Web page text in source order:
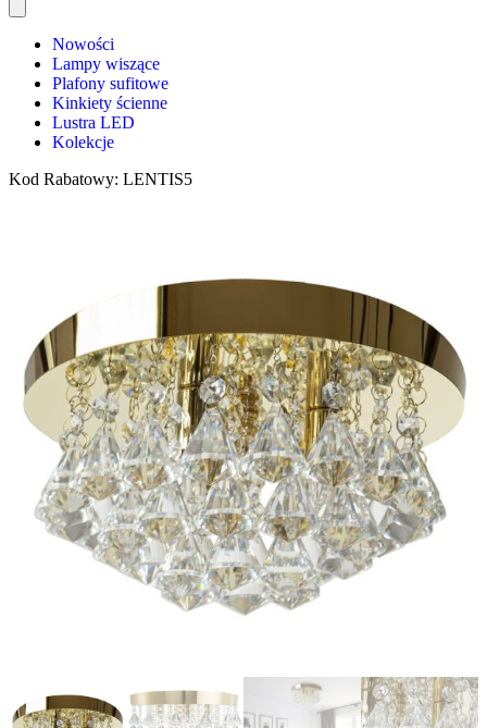
Nowości
Lampy wiszące
Plafony sufitowe
Kinkiety ścienne
Lustra LED
Kolekcje
Kod Rabatowy: LENTIS5